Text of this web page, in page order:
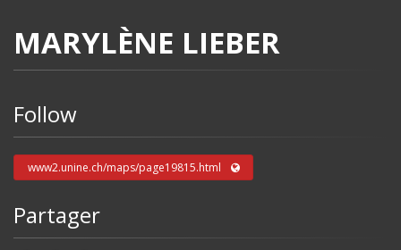
MARYLÈNE LIEBER
Follow
www2.unine.ch/maps/page19815.html
Partager